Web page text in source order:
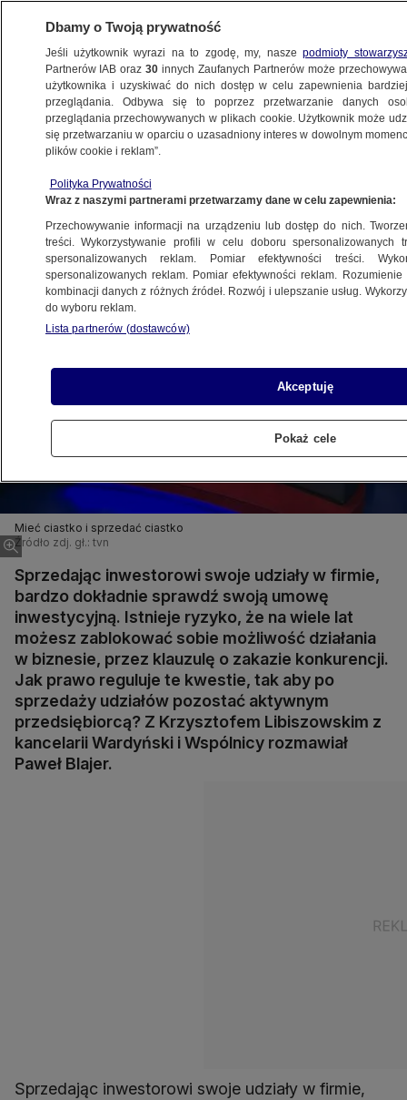
BIZNES
Z KRAJU
17.10.2011, 15:41Aktualizacja:17.10.2011, 15:25
Udostępnij
Mieć ciastko i sprzedać ciastko
Źródło zdj. gł.: tvn
Sprzedając inwestorowi swoje udziały w firmie,
bardzo dokładnie sprawdź swoją umowę
inwestycyjną. Istnieje ryzyko, że na wiele lat
możesz zablokować sobie możliwość działania
w biznesie, przez klauzulę o zakazie konkurencji.
Jak prawo reguluje te kwestie, tak aby po
sprzedaży udziałów pozostać aktywnym
przedsiębiorcą? Z Krzysztofem Libiszowskim z
kancelarii Wardyński i Wspólnicy rozmawiał
Paweł Blajer.
Sprzedając inwestorowi swoje udziały w firmie,
Dbamy o Twoją prywatność
Jeśli użytkownik wyrazi na to zgodę, my, naszepodmioty
Partnerów IAB oraz30 innych Zaufanych Partnerów może
użytkownika i uzyskiwać do nich dostęp w celu zapewnienia
przeglądania. Odbywa się to poprzez przetwarzanie danych
przeglądania przechowywanych w plikach cookie. Użytkownik może
się przetwarzaniu w oparciu o uzasadniony interes w dowolnym
plików cookie i reklam”.
Polityka Prywatności
Wraz z naszymi partnerami przetwarzamy dane w celu zapewnienia:
Przechowywanie informacji na urządzeniu lub dostęp do nich.
treści. Wykorzystywanie profili w celu doboru spersonalizowanych
spersonalizowanych reklam. Pomiar efektywności treści.
spersonalizowanych reklam. Pomiar efektywności reklam.
kombinacji danych z różnych źródeł. Rozwój i ulepszanie usług.
do wyboru reklam.
Lista partnerów (dostawców)
Akceptuję
Pokaż cele